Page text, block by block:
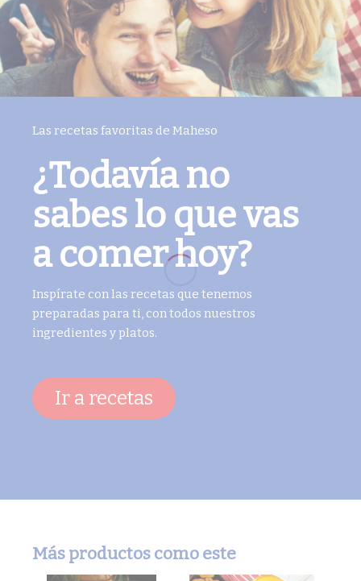
Las recetas favoritas de Maheso
¿Todavía no
sabes lo que vas
a comer hoy?
Inspírate con las recetas que tenemos
preparadas para ti, con todos nuestros
ingredientes y platos.
Ir a recetas
Más productos como este